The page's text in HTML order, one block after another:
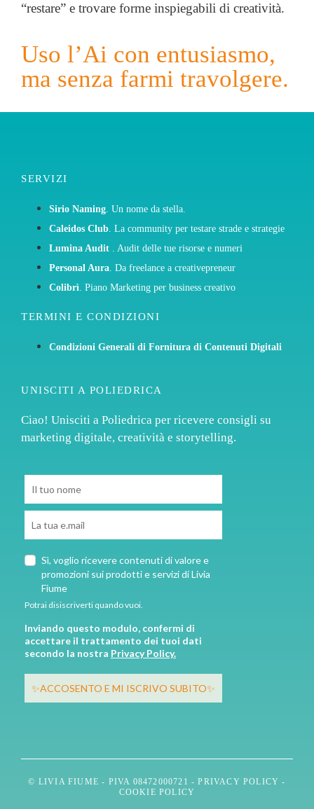
“restare” e trovare forme inspiegabili di creatività.
Uso l’Ai con entusiasmo,
ma senza farmi travolgere.
SERVIZI
Sirio Naming. Un nome da stella.
Caleidos Club. La community per testare strade e strategie
Lumina Audit . Audit delle tue risorse e numeri
Personal Aura. Da freelance a creativepreneur
Colibrì. Piano Marketing per business creativo
TERMINI E CONDIZIONI
Condizioni Generali di Fornitura di Contenuti Digitali
UNISCITI A POLIEDRICA
Ciao! Unisciti a Poliedrica per ricevere consigli su
marketing digitale, creatività e storytelling.
Sì, voglio ricevere contenuti di valore e
promozioni sui prodotti e servizi di Livia
Fiume
Potrai disiscriverti quando vuoi.
Inviando questo modulo, confermi di
accettare il trattamento dei tuoi dati
secondo la nostra Privacy Policy.
✨ACCOSENTO E MI ISCRIVO SUBITO✨
© LIVIA FIUME - PIVA 08472000721 -PRIVACY POLICY -
COOKIE POLICY